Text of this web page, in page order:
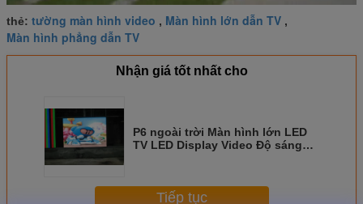
thẻ: tường màn hình video , Màn hình lớn dẫn TV ,
Màn hình phẳng dẫn TV
Nhận giá tốt nhất cho
P6 ngoài trời Màn hình lớn LED
TV LED Display Video Độ sáng
Tiếp tục